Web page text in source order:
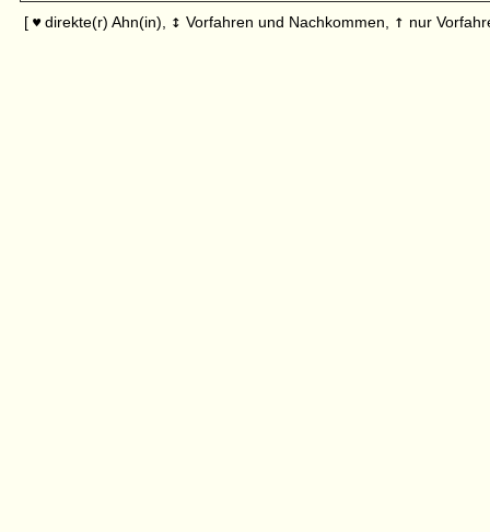
[ ♥ direkte(r) Ahn(in), ↕ Vorfahren und Nachkommen, ↑ nur